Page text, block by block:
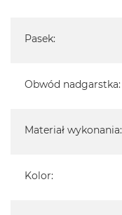
Pasek:
Obwód nadgarstka:
Materiał wykonania:
Kolor: